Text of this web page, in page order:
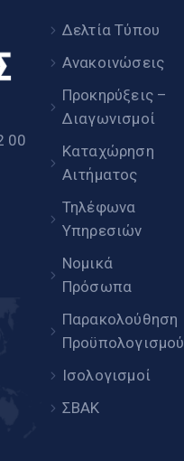
00
Δελτία Τύπου
Ανακοινώσεις
Προκηρύξεις –
Διαγωνισμοί
Καταχώρηση
Αιτήματος
Τηλέφωνα
Υπηρεσιών
Νομικά
Πρόσωπα
Παρακολούθηση
Προϋπολογισμού
Ισολογισμοί
ΣΒΑΚ